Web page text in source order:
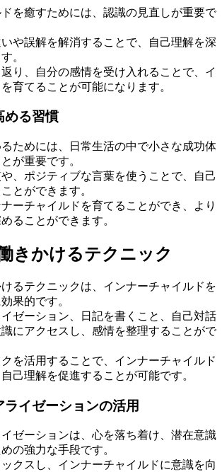
を癒すためには、認識の見直しが重要で
や誤解を解消することで、自己理解を深
。
り、自分の感情を受け入れることで、イ
育てることが可能になります。
める習慣
ためには、日常生活の中で小さな成功体
が重要です。
、ポジティブな言葉を使うことで、自己
とができます。
ーチャイルドを育てることができ、より
ることができます。
きかけるテクニック
るテクニックは、インナーチャイルドを
果的です。
ゼーション、日記を書くこと、自己対話
にアクセスし、感情を整理することがで
を活用することで、インナーチャイルド
己理解を促進することが可能です。
イゼーションの活用
ゼーションは、心を落ち着け、潜在意識
の強力な手段です。
クスし、インナーチャイルドに意識を向